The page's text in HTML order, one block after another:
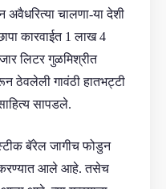
अवैधरित्या चालणा-या देशी
कारवाईत 1 लाख 4
लिटर गुळमिश्रीत
ठेवलेली गावंठी हातभट्टी
सापडले.
बॅरेल जागीच फोडुन
करण्यात आले आहे. तसेच